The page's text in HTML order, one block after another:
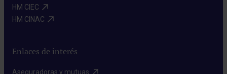
HM CIEC​
HM CINAC​
Enlaces de interés
Aseguradoras y mutuas​